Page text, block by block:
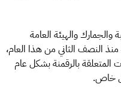
والهيئة العامة
النصف الثاني من هذا العام،
المتعلقة بالرقمنة بشكل عام
خاص.